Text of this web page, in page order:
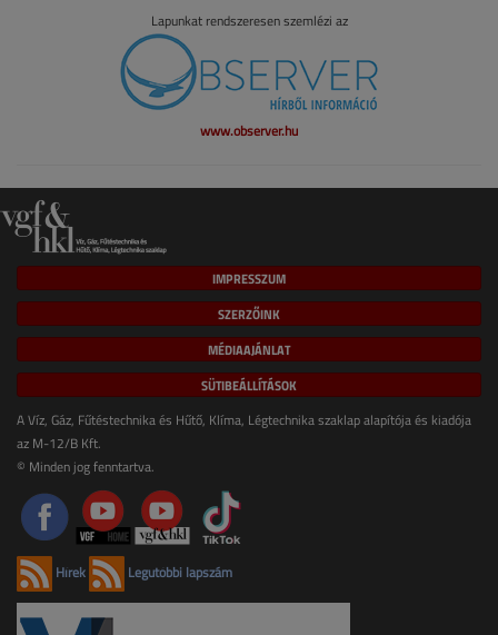
Lapunkat rendszeresen szemlézi az
www.observer.hu
IMPRESSZUM
SZERZŐINK
MÉDIAAJÁNLAT
SÜTIBEÁLLÍTÁSOK
A Víz, Gáz, Fűtéstechnika és Hűtő, Klíma, Légtechnika szaklap alapítója és kiadója
az M-12/B Kft.
© Minden jog fenntartva.
Hírek Legutóbbi lapszám